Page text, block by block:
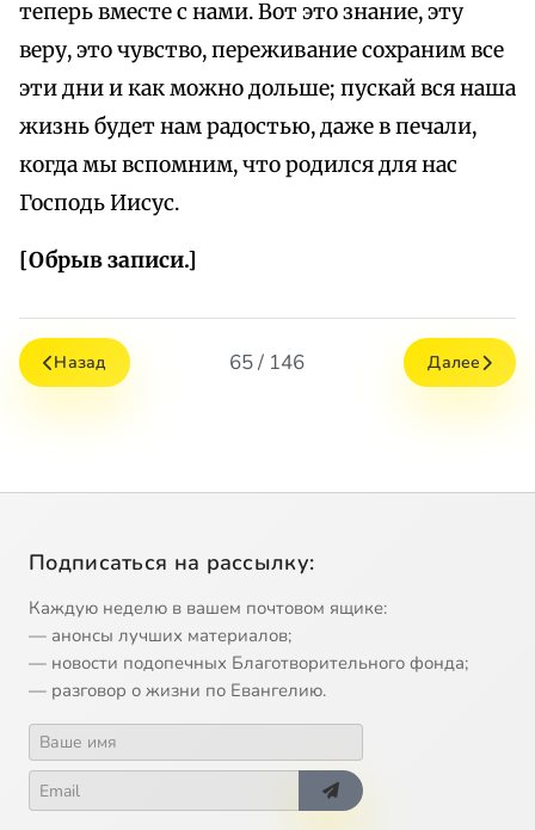
теперь вместе с нами. Вот это знание, эту
веру, это чувство, переживание сохраним все
эти дни и как можно дольше; пускай вся наша
жизнь будет нам радостью, даже в печали,
когда мы вспомним, что родился для нас
Господь Иисус.
[Обрыв записи.]
Назад 65 / 146 Далее
Подписаться на рассылку:
Каждую неделю в вашем почтовом ящике:
— анонсы лучших материалов;
— новости подопечных Благотворительного фонда;
— разговор о жизни по Евангелию.